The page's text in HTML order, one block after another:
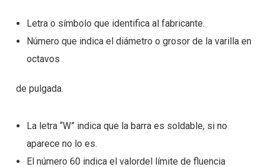
Letra o símbolo que identifica al fabricante.
Número que indica el diámetro o grosor de la varilla en
octavos
de pulgada.
La letra “W” indica que la barra es soldable, si no
aparece no lo es.
El número 60 indica el valordel límite de fluencia